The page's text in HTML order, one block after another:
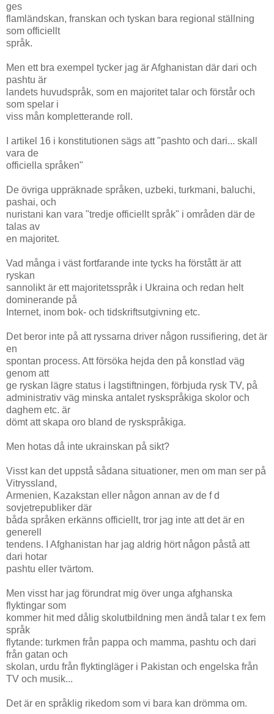
ges
flamländskan, franskan och tyskan bara regional ställning
som officiellt
språk.
Men ett bra exempel tycker jag är Afghanistan där dari och
pashtu är
landets huvudspråk, som en majoritet talar och förstår och
som spelar i
viss mån kompletterande roll.
I artikel 16 i konstitutionen sägs att "pashto och dari... skall
vara de
officiella språken"
De övriga uppräknade språken, uzbeki, turkmani, baluchi,
pashai, och
nuristani kan vara "tredje officiellt språk" i områden där de
talas av
en majoritet.
Vad många i väst fortfarande inte tycks ha förstått är att
ryskan
sannolikt är ett majoritetsspråk i Ukraina och redan helt
dominerande på
Internet, inom bok- och tidskriftsutgivning etc.
Det beror inte på att ryssarna driver någon russifiering, det är
en
spontan process. Att försöka hejda den på konstlad väg
genom att
ge ryskan lägre status i lagstiftningen, förbjuda rysk TV, på
administrativ väg minska antalet ryskspråkiga skolor och
daghem etc. är
dömt att skapa oro bland de ryskspråkiga.
Men hotas då inte ukrainskan på sikt?
Visst kan det uppstå sådana situationer, men om man ser på
Vitryssland,
Armenien, Kazakstan eller någon annan av de f d
sovjetrepubliker där
båda språken erkänns officiellt, tror jag inte att det är en
generell
tendens. I Afghanistan har jag aldrig hört någon påstå att
dari hotar
pashtu eller tvärtom.
Men visst har jag förundrat mig över unga afghanska
flyktingar som
kommer hit med dålig skolutbildning men ändå talar t ex fem
språk
flytande: turkmen från pappa och mamma, pashtu och dari
från gatan och
skolan, urdu från flyktingläger i Pakistan och engelska från
TV och musik...
Det är en språklig rikedom som vi bara kan drömma om.